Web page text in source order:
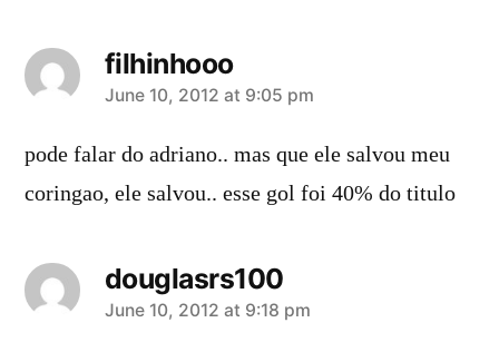
filhinhooo
says:
June 10, 2012 at 9:05 pm
pode falar do adriano.. mas que ele salvou meu
coringao, ele salvou.. esse gol foi 40% do titulo
douglasrs100
says:
June 10, 2012 at 9:18 pm